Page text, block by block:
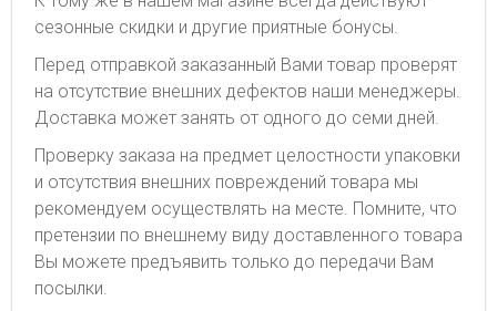
сезонные скидки и другие приятные бонусы.
Перед отправкой заказанный Вами товар проверят
на отсутствие внешних дефектов наши менеджеры.
Доставка может занять от одного до семи дней.
Проверку заказа на предмет целостности упаковки
и отсутствия внешних повреждений товара мы
рекомендуем осуществлять на месте. Помните, что
претензии по внешнему виду доставленного товара
Вы можете предъявить только до передачи Вам
посылки.